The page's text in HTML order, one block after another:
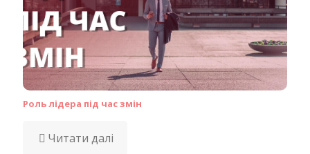
Роль лідера під час змін
Читати далі